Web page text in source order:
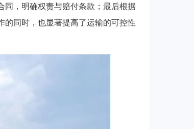
同，明确权责与赔付条款；最后根据
同时，也显著提高了运输的可控性